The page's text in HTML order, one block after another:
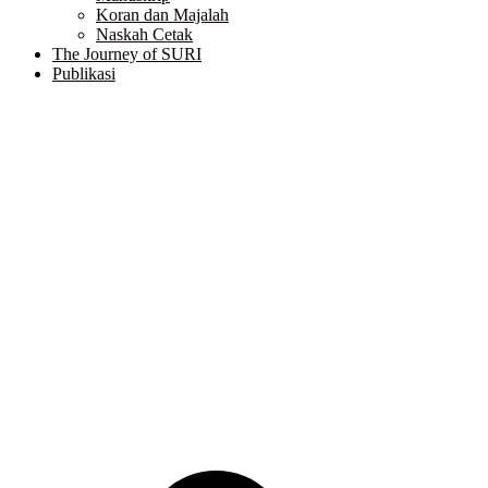
Koran dan Majalah
Naskah Cetak
The Journey of SURI
Publikasi